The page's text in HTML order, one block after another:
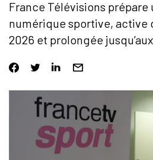
France Télévisions
numérique sportive, active
2026 et prolongée